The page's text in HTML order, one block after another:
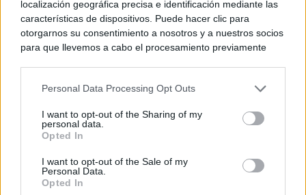
localización geográfica precisa e identificación mediante las
características de dispositivos. Puede hacer clic para
otorgarnos su consentimiento a nosotros y a nuestros socios
para que llevemos a cabo el procesamiento previamente
negar su consentimiento. Tenga en cuenta que algún
de su consentimiento, pero usted tiene el derecho de
rechazar tal procesamiento. Sus preferencias se aplicarán
cualquier momento entrando de nuevo en este sitio web o
visitando nuestra política de privacidad.
Personal Data Processing Opt Outs
I want to opt-out of the Sharing of my
personal data.
Opted In
I want to opt-out of the Sale of my
Personal Data.
Opted In